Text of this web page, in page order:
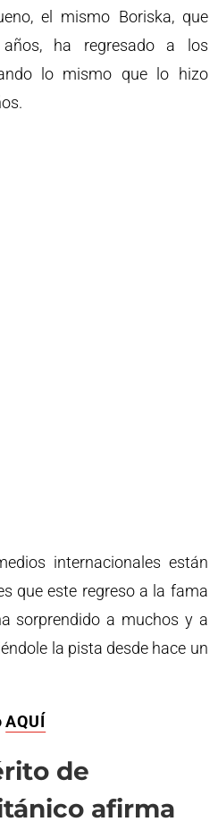
el mismo Boriska, que
ha regresado a los
lo mismo que lo hizo
internacionales están
que este regreso a la fama
sorprendido a muchos y a
la pista desde hace un
AQUÍ
de
afirma